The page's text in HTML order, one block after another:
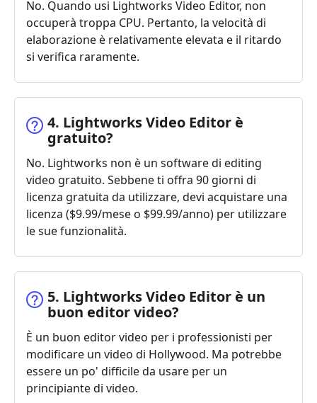
No. Quando usi Lightworks Video Editor, non
occuperà troppa CPU. Pertanto, la velocità di
elaborazione è relativamente elevata e il ritardo
si verifica raramente.
4. Lightworks Video Editor è
gratuito?
No. Lightworks non è un software di editing
video gratuito. Sebbene ti offra 90 giorni di
licenza gratuita da utilizzare, devi acquistare una
licenza ($9.99/mese o $99.99/anno) per utilizzare
le sue funzionalità.
5. Lightworks Video Editor è un
buon editor video?
È un buon editor video per i professionisti per
modificare un video di Hollywood. Ma potrebbe
essere un po' difficile da usare per un
principiante di video.